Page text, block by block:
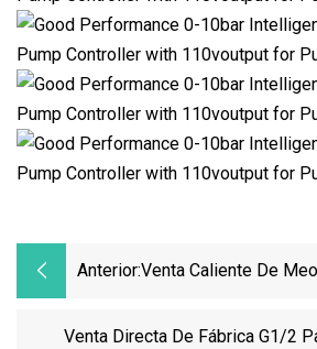
Anterior:Venta Caliente De
Venta Directa De Fábrica G1/2